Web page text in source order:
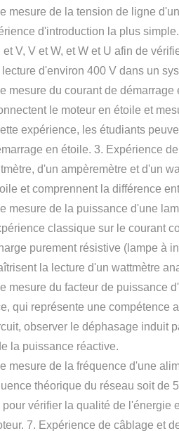
mesure de la tension de ligne
d'introduction la plus
V, V et W, et W et U afin de
d'environ 400 V dans un
mesure du courant de
le moteur en étoile et
expérience, les étudiants
en étoile. 3. Expérience
d'un ampèremètre et d'un
et comprennent la différence
mesure de la puissance d'une
classique sur le courant
purement résistive (lampe à
la lecture d'un wattmètre
mesure du facteur de puissance
qui représente une compétence
observer le déphasage induit
la puissance réactive.
mesure de la fréquence d'une
théorique du réseau soit de
vérifier la qualité de l'énergie
7. Expérience de câblage et